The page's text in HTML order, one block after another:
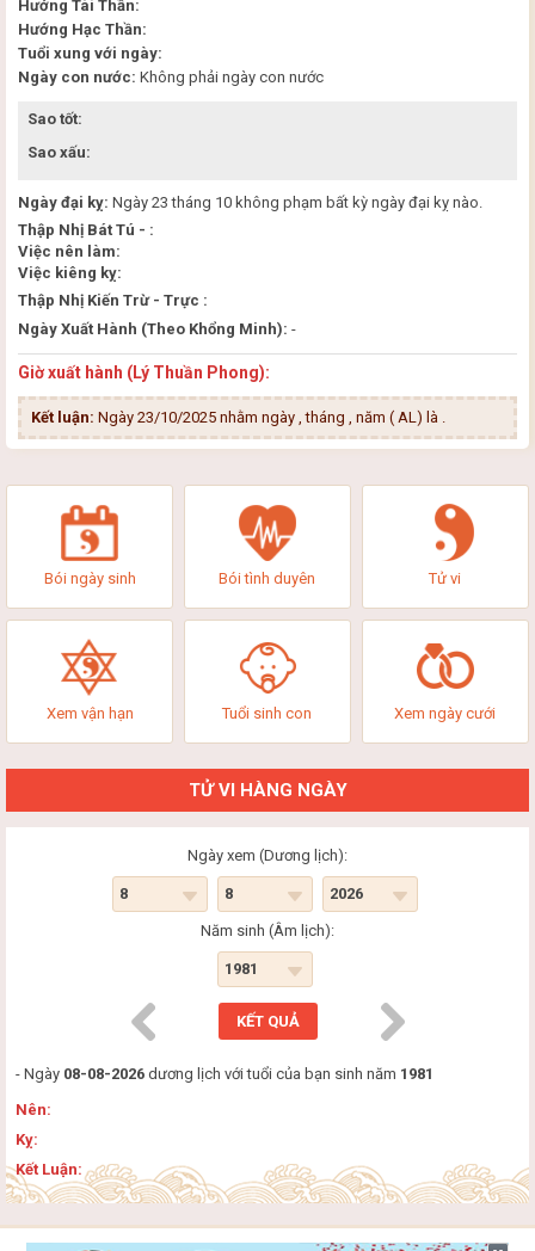
Hướng Tài Thần:
Hướng Hạc Thần:
Tuổi xung với ngày:
Ngày con nước: Không phải ngày con nước
Sao tốt:
Sao xấu:
Ngày đại kỵ: Ngày 23 tháng 10 không phạm bất kỳ ngày đại kỵ nào.
Thập Nhị Bát Tú - :
Việc nên làm:
Việc kiêng kỵ:
Thập Nhị Kiến Trừ - Trực :
Ngày Xuất Hành (Theo Khổng Minh): -
Giờ xuất hành (Lý Thuần Phong):
Kết luận: Ngày 23/10/2025 nhằm ngày , tháng , năm ( AL) là .
Bói ngày sinh Bói tình duyên Tử vi
Xem vận hạn Tuổi sinh con Xem ngày cưới
TỬ VI HÀNG NGÀY
Ngày xem (Dương lịch):
Năm sinh (Âm lịch):
- Ngày 08-08-2026 dương lịch với tuổi của bạn sinh năm 1981
Nên:
Kỵ:
Kết Luận: